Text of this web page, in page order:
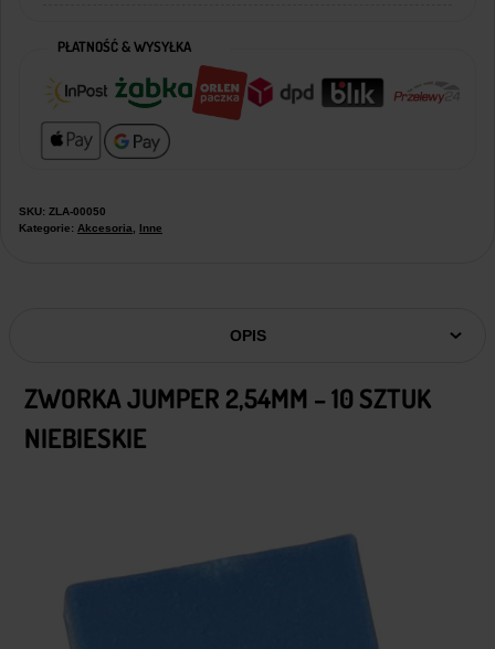
PŁATNOŚĆ & WYSYŁKA
SKU: ZLA-00050
Kategorie: Akcesoria Inne
OPIS
ZWORKA JUMPER 2,54MM – 10 SZTUK
NIEBIESKIE